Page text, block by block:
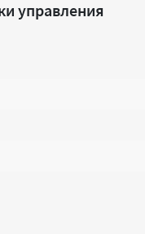
управления